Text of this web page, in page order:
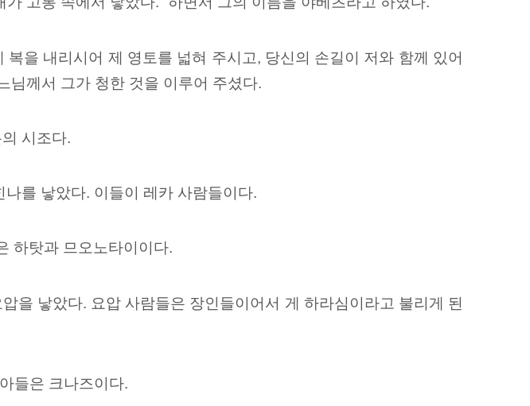
을 내리시어 제 영토를 넓혀 주시고, 당신의 손길이 저와 함께 있어
님께서 그가 청한 것을 이루어 주셨다.
시조다.
를 낳았다. 이들이 레카 사람들이다.
하탓과 므오노타이이다.
을 낳았다. 요압 사람들은 장인들이어서 게 하라심이라고 불리게 된
들은 크나즈이다.